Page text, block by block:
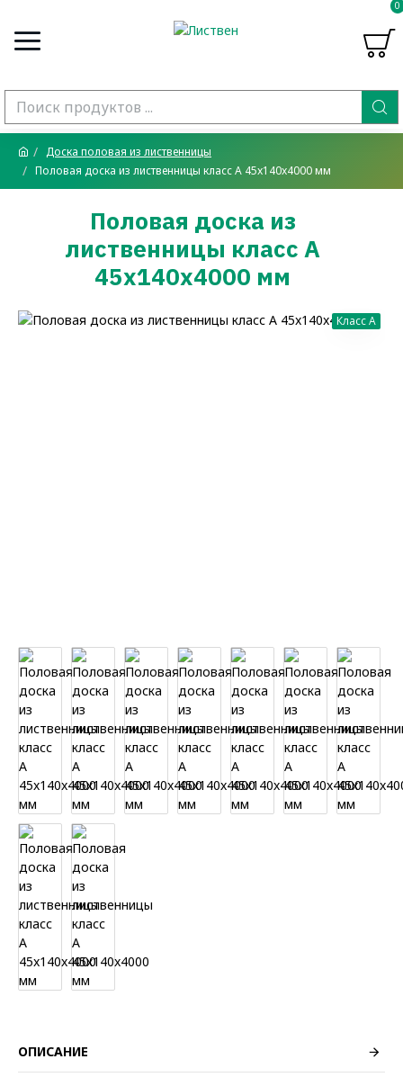
0
Доска половая из лиственницы
Половая доска из лиственницы класс А 45x140x4000 мм
Половая доска из
лиственницы класс А
45x140x4000 мм
Класс A
ОПИСАНИЕ